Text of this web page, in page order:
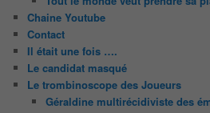
Chaine Youtube
Contact
Il était une fois ….
Le candidat masqué
Le trombinoscope des Joueurs
Géraldine multirécidiviste des